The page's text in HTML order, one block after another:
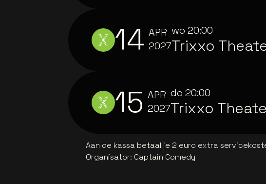
14 APR
2027
wo 20:00
Trixxo
15 APR
2027
do 20:00
Trixxo
Aan de kassa betaal je 2 euro extra
Organisator: Captain Comedy